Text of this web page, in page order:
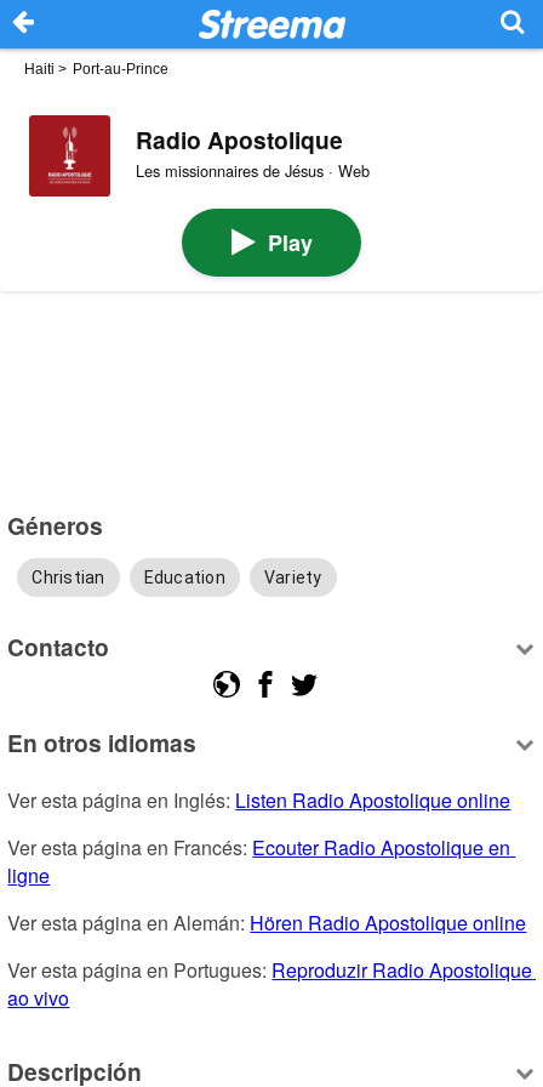
Haiti > Port-au-Prince
Radio Apostolique
Les missionnaires de Jésus · Web
Play
Géneros
Christian Education Variety
Contacto
En otros idiomas
Ver esta página en Inglés: Listen Radio Apostolique online
Ver esta página en Francés: Ecouter Radio Apostolique en
ligne
Ver esta página en Alemán: Hören Radio Apostolique online
Ver esta página en Portugues: Reproduzir Radio Apostolique
ao vivo
Descripción